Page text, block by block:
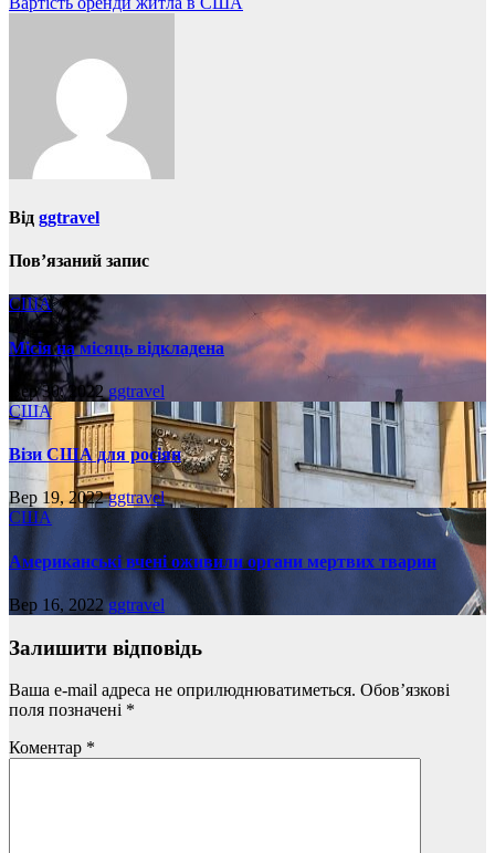
записів
Від ggtravel
Пов’язаний запис
США
Місія на місяць відкладена
Вер 30, 2022 ggtravel
США
Візи США для росіян
Вер 19, 2022ggtravel
США
Американські вчені оживили органи мертвих тварин
Вер 16, 2022ggtravel
Залишити відповідь
Ваша e-mail адреса не оприлюднюватиметься. Обов’язкові
поля позначені *
Коментар *